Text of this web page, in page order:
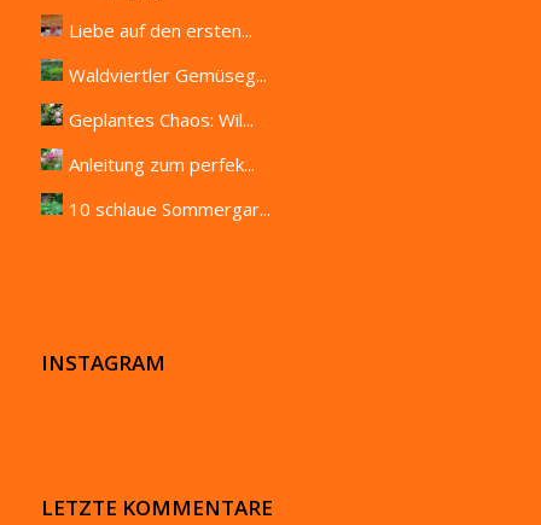
Liebe auf den ersten...
Waldviertler Gemüseg...
Geplantes Chaos: Wil...
Anleitung zum perfek...
10 schlaue Sommergar...
INSTAGRAM
LETZTE KOMMENTARE